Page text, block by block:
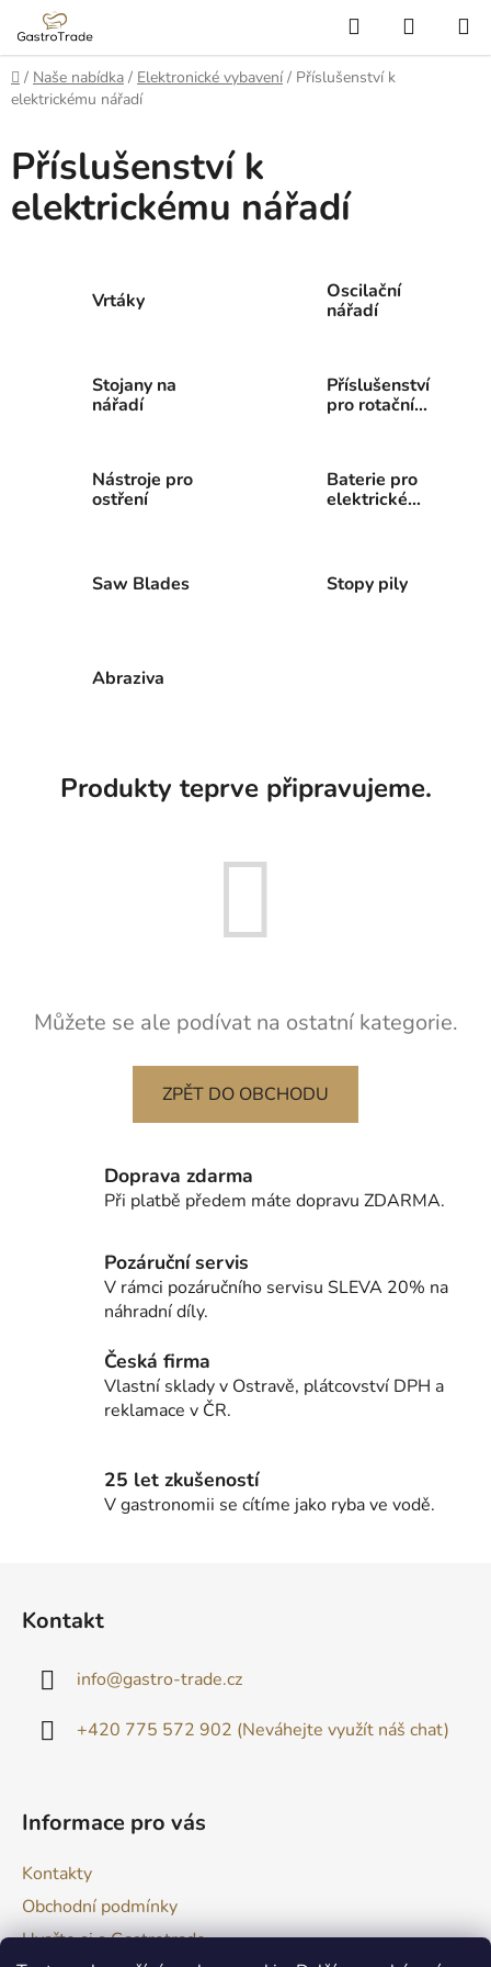
obsah
Hledat
KOŠÍK
Domů
/ Naše nabídka / Elektronické vybavení / Příslušenství k
elektrickému nářadí
Příslušenství k
elektrickému nářadí
Vrtáky
Oscilační
nářadí
Stojany na
nářadí
Příslušenství
pro rotační
Nástroje pro
ostření
Baterie pro
elektrické
Saw Blades Stopy pily
Abraziva
Produkty teprve připravujeme.
Můžete se ale podívat na ostatní kategorie.
ZPĚT DO OBCHODU
Doprava zdarma
Při platbě předem máte dopravu ZDARMA.
Pozáruční servis
V rámci pozáručního servisu SLEVA 20% na
náhradní díly.
Česká firma
Vlastní sklady v Ostravě, plátcovství DPH a
reklamace v ČR.
25 let zkušeností
V gastronomii se cítíme jako ryba ve vodě.
Kontakt
info@gastro-trade.cz
+420 775 572 902 (Neváhejte využít náš chat)
Informace pro vás
Kontakty
Obchodní podmínky
Uvařte si s Gastrotrade